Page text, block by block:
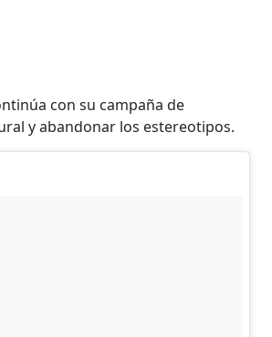
con su campaña de
y abandonar los estereotipos.